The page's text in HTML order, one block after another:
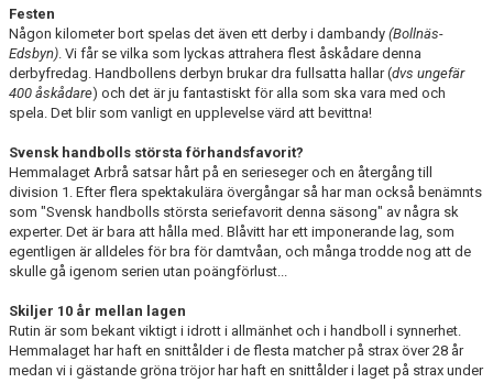
Festen
Någon kilometer bort spelas det även ett derby i dambandy (Bollnäs-
Edsbyn) . Vi får se vilka som lyckas attrahera flest åskådare denna
derbyfredag. Handbollens derbyn brukar dra fullsatta hallar (dvs ungefär
400 åskådare) och det är ju fantastiskt för alla som ska vara med och
spela. Det blir som vanligt en upplevelse värd att bevittna!
Svensk handbolls största förhandsfavorit?
Hemmalaget Arbrå satsar hårt på en serieseger och en återgång till
division 1. Efter flera spektakulära övergångar så har man också benämnts
som "Svensk handbolls största seriefavorit denna säsong" av några sk
experter. Det är bara att hålla med. Blåvitt har ett imponerande lag, som
egentligen är alldeles för bra för damtvåan, och många trodde nog att de
skulle gå igenom serien utan poängförlust...
Skiljer 10 år mellan lagen
Rutin är som bekant viktigt i idrott i allmänhet och i handboll i synnerhet.
Hemmalaget har haft en snittålder i de flesta matcher på strax över 28 år
medan vi i gästande gröna tröjor har haft en snittålder i laget på strax under